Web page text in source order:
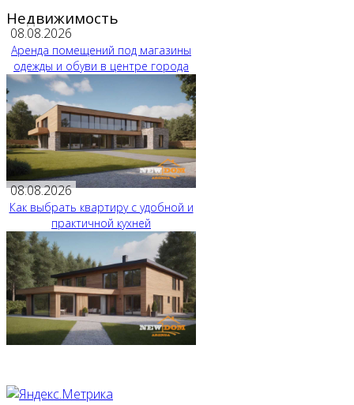
Недвижимость
08.08.2026
Аренда помещений под магазины
одежды и обуви в центре города
08.08.2026
Как выбрать квартиру с удобной и
практичной кухней